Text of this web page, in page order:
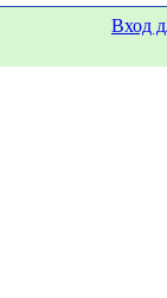
Вход